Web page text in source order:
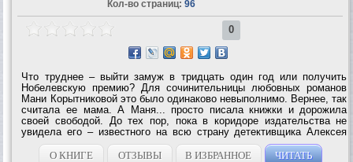
Кол-во страниц: 96
0
Что труднее – выйти замуж в тридцать один год или получить
Нобелевскую премию? Для сочинительницы любовных романов
Мани Корытниковой это было одинаково невыполнимо. Вернее, так
считала ее мама. А Маня... просто писала книжки и дорожила
своей свободой. До тех пор, пока в коридоре издательства не
увидела его – известного на всю страну детективщика Алексея
Кронского! И понеслось... Роман разгорелся с такой силой, что
искры летели во все...
О КНИГЕ ОТЗЫВЫ В ИЗБРАННОЕ ЧИТАТЬ